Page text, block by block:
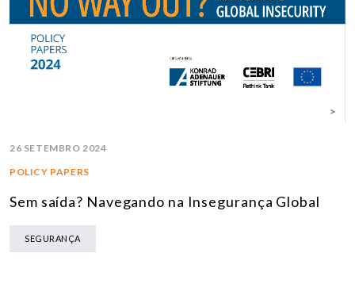
26 SETEMBRO 2024
POLICY PAPERS
Sem saída? Navegando na Insegurança Global
SEGURANÇA